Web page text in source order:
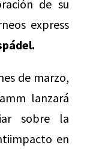
de su
express
de marzo,
lanzará
sobre la
en